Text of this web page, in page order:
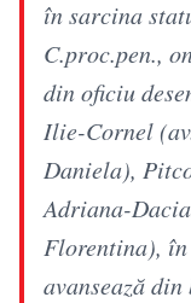
în sarcina
C.proc.pen.,
din oficiu
Ilie-Cornel
Daniela),
Adriana-
Florentina), în
avansează